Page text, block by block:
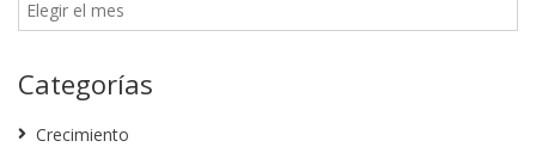
Categorías
Crecimiento